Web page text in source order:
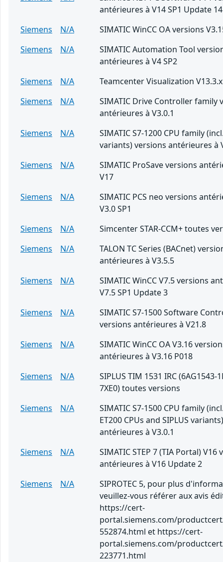
antérieures à V14 SP1 Update 14
Siemens
N/A
SIMATIC WinCC OA versions
Siemens
N/A
SIMATIC Automation Tool
antérieures à V4 SP2
Siemens
N/A
Teamcenter Visualization V13.3.x
Siemens
N/A
SIMATIC Drive Controller family
antérieures à V3.0.1
Siemens
N/A
SIMATIC S7-1200 CPU family
variants) versions antérieures à
Siemens
N/A
SIMATIC ProSave versions
V17
Siemens
N/A
SIMATIC PCS neo versions
V3.0 SP1
Siemens
N/A
Simcenter STAR-CCM+ toutes
Siemens
N/A
TALON TC Series (BACnet)
antérieures à V3.5.5
Siemens
N/A
SIMATIC WinCC V7.5 versions
V7.5 SP1 Update 3
Siemens
N/A
SIMATIC S7-1500 Software
versions antérieures à V21.8
Siemens
N/A
SIMATIC WinCC OA V3.16
antérieures à V3.16 P018
Siemens
N/A
SIPLUS TIM 1531 IRC (6AG1543-
7XE0) toutes versions
Siemens
N/A
SIMATIC S7-1500 CPU family
ET200 CPUs and SIPLUS
antérieures à V3.0.1
Siemens
N/A
SIMATIC STEP 7 (TIA Portal) V16
antérieures à V16 Update 2
Siemens
N/A
SIPROTEC 5, pour plus
veuillez-vous référer aux avis
https://cert-
portal.siemens.com/
552874.html et https://cert-
portal.siemens.com/
223771.html